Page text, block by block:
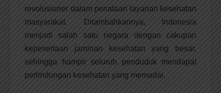
revolusioner dalam penataan layanan kesehatan
masyarakat. Ditambahkannya, Indonesia
menjadi salah satu negara dengan cakupan
kepesertaan jaminan kesehatan yang besar,
sehingga hampir seluruh penduduk mendapat
perlindungan kesehatan yang memadai.